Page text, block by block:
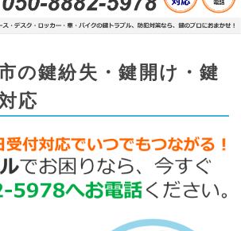
の鍵紛失・鍵開け・鍵
応